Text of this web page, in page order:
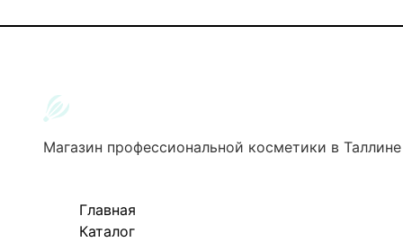
Магазин профессиональной косметики в Таллине
Главная
Каталог